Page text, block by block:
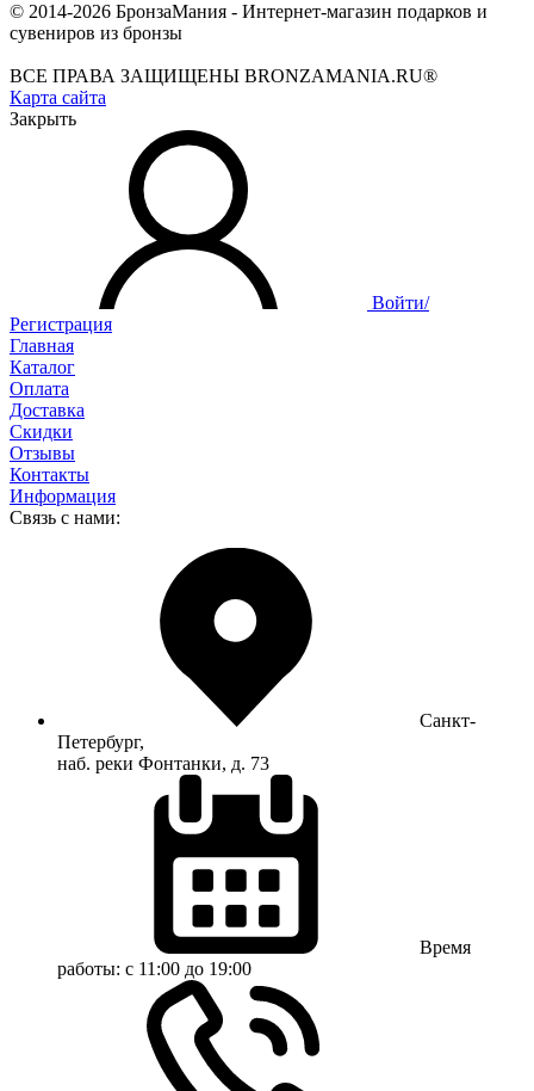
© 2014-2026 БронзаМания - Интернет-магазин подарков и
сувениров из бронзы
ВСЕ ПРАВА ЗАЩИЩЕНЫ BRONZAMANIA.RU®
Карта сайта
Закрыть
Войти/
Регистрация
Главная
Каталог
Оплата
Доставка
Скидки
Отзывы
Контакты
Информация
Связь с нами:
Санкт-
Петербург,
наб. реки Фонтанки, д. 73
Время
работы: с 11:00 до 19:00